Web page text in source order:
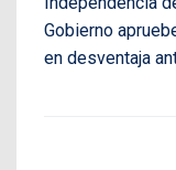
Gobierno
en desventaja